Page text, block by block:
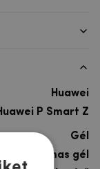
Huawei
P Smart Z
Gél
rugalmas gél